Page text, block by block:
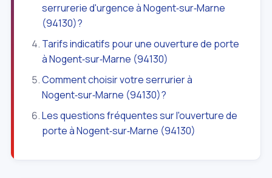
serrurerie d'urgence à Nogent‑sur‑Marne
(94130)?
Tarifs indicatifs pour une ouverture de porte
à Nogent‑sur‑Marne (94130)
Comment choisir votre serrurier à
Nogent‑sur‑Marne (94130)?
Les questions fréquentes sur l'ouverture de
porte à Nogent‑sur‑Marne (94130)